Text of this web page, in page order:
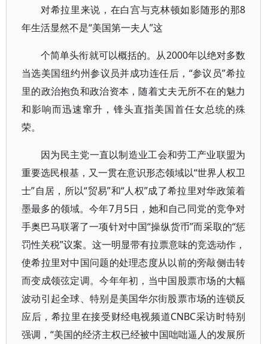
对希拉里来说，在白宫与克林顿如影随形的那8
年生活显然不是“美国第一夫人”这
个简单头衔就可以概括的。从2000年以绝对多数
当选美国纽约州参议员并成功连任后，“参议员”希拉
里的政治抱负和政治资本，随着丈夫无所不在的魅力
和影响而迅速窜升，锋头直指美国首任女总统的殊
荣。
因为民主党一直以制造业工会和劳工产业联盟为
重要选民根基，又一贯在意识形态领域以“世界人权卫
士”自居，所以“贸易”和“人权”成了希拉里对华政策着
墨最多的领域。今年7月5日，她和自己同党的竞争对
手奥巴马联署了一项针对中国“操纵货币”而采取的“惩
罚性关税”议案。这一明显带有拉票意味的竞选动作，
使希拉里对中国问题的处理态度从以前的旁敲侧击转
而变成领弦定调。今年年初，当中国股票市场的大幅
波动引起全球、特别是美国华尔街股票市场的连锁反
应后，希拉里在接受财经电视频道CNBC采访时特别
强调，“美国的经济主权已经被中国咄咄逼人的发展所